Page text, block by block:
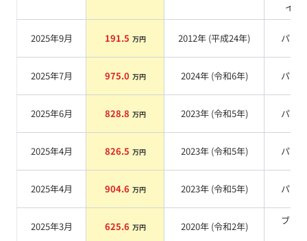
イカ
2025年9月 191.5 万円 2012年 (平成24年) パール
2025年7月 975.0 万円 2024年 (令和6年) パール
2025年6月 828.8 万円 2023年 (令和5年) パール
2025年4月 826.5 万円 2023年 (令和5年) パール
2025年4月 904.6 万円 2023年 (令和5年) パール
2025年3月 625.6 万円 2020年 (令和2年)
ブラ